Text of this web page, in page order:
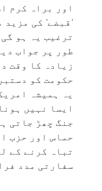
اور براہ کرم
'قبضے' کی مزید
ترغیب یہ ہو
طور پر جواب
زیادہ کا وقت
حکومت کو
یہ ہمیشہ
ایسا نہیں
جنگ چھڑ جاتی
حماس اور حزب
تباہ کرنے کے
سفارتی مدد